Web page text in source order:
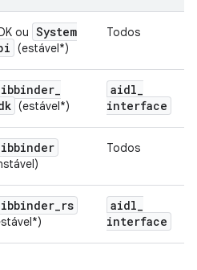
ou System
(estável*)
Todos
_
(estável*)
aidl_
interface
Todos
_rs aidl_
interface